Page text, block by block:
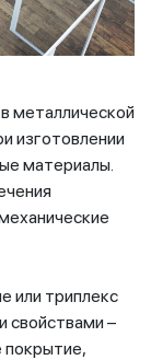
металлической
изготовлении
материалы.
или триплекс
свойствами –
покрытие,